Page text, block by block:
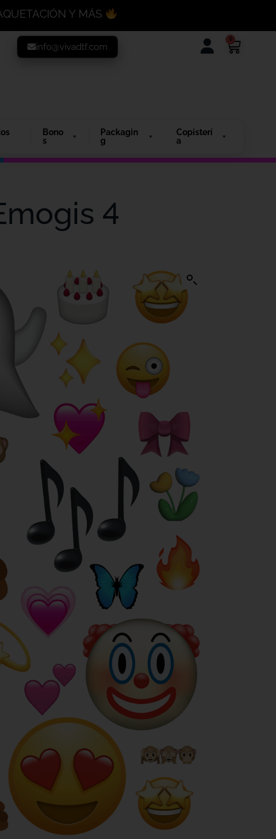
Y MÁS
0
info@vivadtf.com
Bono
s
Packagin
g
Copisterí
a
4